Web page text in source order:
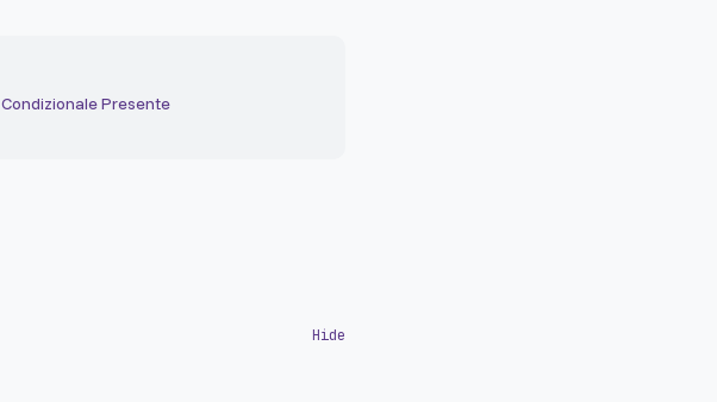
Condizionale Presente